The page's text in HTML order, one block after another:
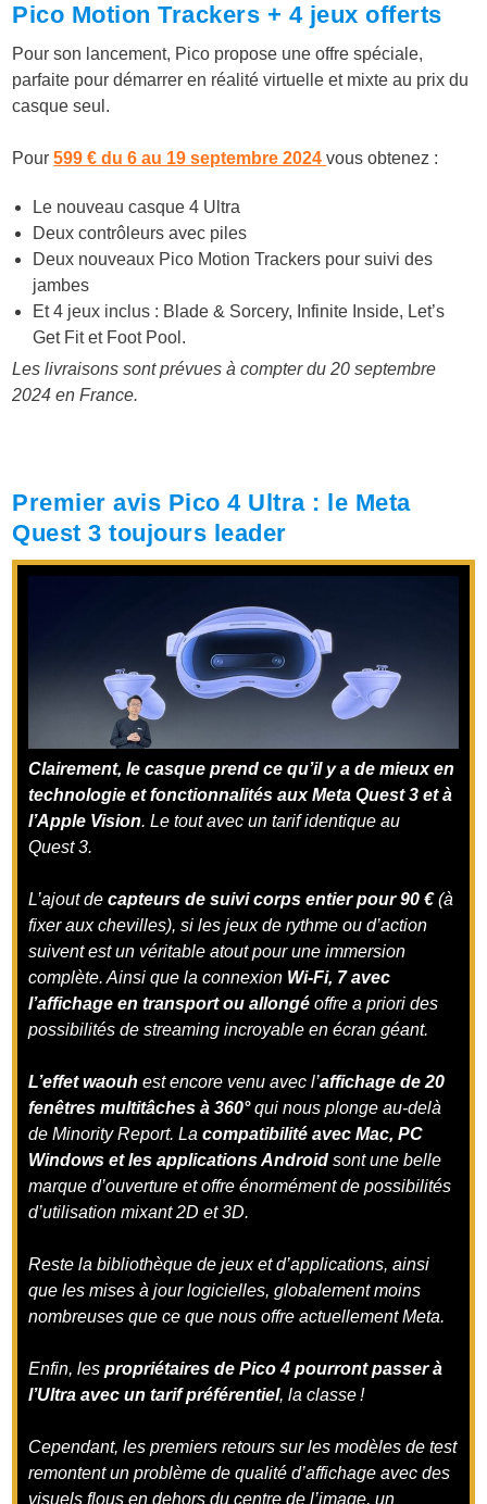
Pico Motion Trackers + 4 jeux offerts
Pour son lancement, Pico propose une offre spéciale,
parfaite pour démarrer en réalité virtuelle et mixte au prix du
casque seul.
Pour599 € du 6 au 19 septembre 2024 vous obtenez :
Le nouveau casque 4 Ultra
Deux contrôleurs avec piles
Deux nouveaux Pico Motion Trackers pour suivi des
jambes
Et 4 jeux inclus : Blade & Sorcery, Infinite Inside, Let’s
Get Fit et Foot Pool.
Les livraisons sont prévues à compter du 20 septembre
2024 en France.
Premier avis Pico 4 Ultra : le Meta
Quest 3 toujours leader
Clairement, le casque prend ce qu’il y a de mieux en
technologie et fonctionnalités aux Meta Quest 3 et à
l’Apple Vision. Le tout avec un tarif identique au
Quest 3.
L’ajout decapteurs de suivi corps entier pour 90 €(à
fixer aux chevilles), si les jeux de rythme ou d’action
suivent est un véritable atout pour une immersion
complète. Ainsi que la connexion Wi-Fi, 7 avec
l’affichage en transport ou allongé offre a priori des
possibilités de streaming incroyable en écran géant.
L’effet waouh est encore venu avec l’affichage de 20
fenêtres multitâches à 360°qui nous plonge au-delà
de Minority Report. Lacompatibilité avec Mac, PC
Windows et les applications Android sont une belle
marque d’ouverture et offre énormément de possibilités
d’utilisation mixant 2D et 3D.
Reste la bibliothèque de jeux et d’applications, ainsi
que les mises à jour logicielles, globalement moins
nombreuses que ce que nous offre actuellement Meta.
Enfin, lespropriétaires de Pico 4 pourront passer à
l’Ultra avec un tarif préférentiel, la classe !
Cependant, les premiers retours sur les modèles de test
remontent un problème de qualité d’affichage avec des
visuels flous en dehors du centre de l’image, un